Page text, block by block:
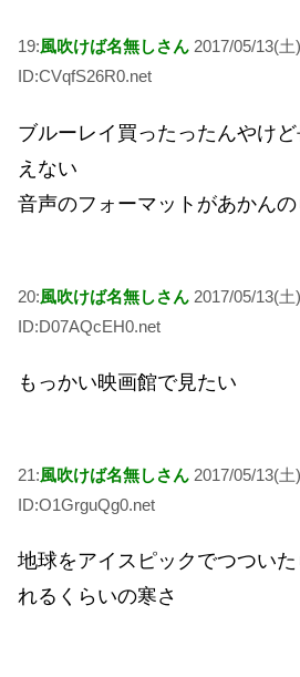
19:風吹けば名無しさん 2017/05/13(
ID:CVqfS26R0.net
ブルーレイ買ったったんやけ
えない
音声のフォーマットがあかん
20:風吹けば名無しさん 2017/05/13(
ID:D07AQcEH0.net
もっかい映画館で見たい
21:風吹けば名無しさん 2017/05/13(
ID:O1GrguQg0.net
地球をアイスピックでつつい
れるくらいの寒さ